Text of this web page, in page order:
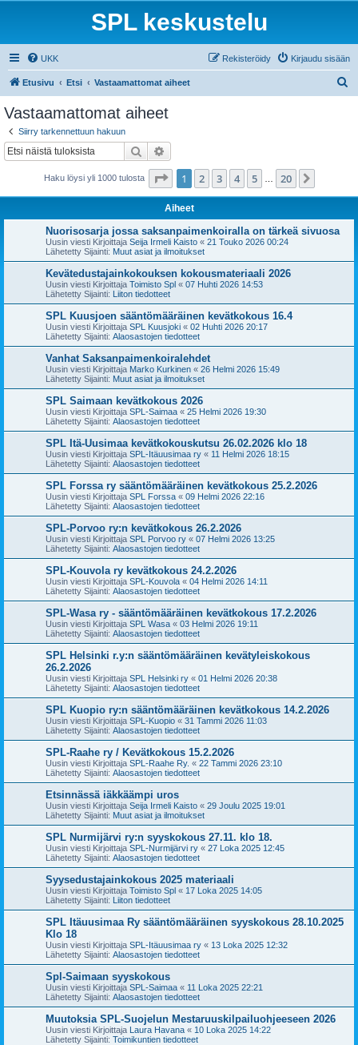
SPL keskustelu
UKK Kirjaudu sisään
Rekisteröidy
Etusivu Etsi Vastaamattomat aiheet
Vastaamattomat aiheet
Siirry tarkennettuun hakuun
Etsi
Haku löysi yli 1000 tulosta Sivu /20
1 2 3 4 5 20
Aiheet
Nuorisosarja jossa saksanpaimenkoiralla on tärkeä sivuosa
Uusin viesti Kirjoittaja Seija Irmeli Kaisto « 21 Touko 2026 00:24
Lähetetty Sijainti: Muut asiat ja ilmoitukset
Kevätedustajainkokouksen kokousmateriaali 2026
Uusin viesti Kirjoittaja Toimisto Spl « 07 Huhti 2026 14:53
Lähetetty Sijainti: Liiton tiedotteet
SPL Kuusjoen sääntömääräinen kevätkokous 16.4
Uusin viesti Kirjoittaja SPL Kuusjoki « 02 Huhti 2026 20:17
Lähetetty Sijainti: Alaosastojen tiedotteet
Vanhat Saksanpaimenkoiralehdet
Uusin viesti Kirjoittaja Marko Kurkinen « 26 Helmi 2026 15:49
Lähetetty Sijainti: Muut asiat ja ilmoitukset
SPL Saimaan kevätkokous 2026
Uusin viesti Kirjoittaja SPL-Saimaa « 25 Helmi 2026 19:30
Lähetetty Sijainti: Alaosastojen tiedotteet
SPL Itä-Uusimaa kevätkokouskutsu 26.02.2026 klo 18
Uusin viesti Kirjoittaja SPL-Itäuusimaa ry « 11 Helmi 2026 18:15
Lähetetty Sijainti: Alaosastojen tiedotteet
SPL Forssa ry sääntömääräinen kevätkokous 25.2.2026
Uusin viesti Kirjoittaja SPL Forssa « 09 Helmi 2026 22:16
Lähetetty Sijainti: Alaosastojen tiedotteet
SPL-Porvoo ry:n kevätkokous 26.2.2026
Uusin viesti Kirjoittaja SPL Porvoo ry « 07 Helmi 2026 13:25
Lähetetty Sijainti: Alaosastojen tiedotteet
SPL-Kouvola ry kevätkokous 24.2.2026
Uusin viesti Kirjoittaja SPL-Kouvola « 04 Helmi 2026 14:11
Lähetetty Sijainti: Alaosastojen tiedotteet
SPL-Wasa ry - sääntömääräinen kevätkokous 17.2.2026
Uusin viesti Kirjoittaja SPL Wasa « 03 Helmi 2026 19:11
Lähetetty Sijainti: Alaosastojen tiedotteet
SPL Helsinki r.y:n sääntömääräinen kevätyleiskokous
26.2.2026
Uusin viesti Kirjoittaja SPL Helsinki ry « 01 Helmi 2026 20:38
Lähetetty Sijainti: Alaosastojen tiedotteet
SPL Kuopio ry:n sääntömääräinen kevätkokous 14.2.2026
Uusin viesti Kirjoittaja SPL-Kuopio « 31 Tammi 2026 11:03
Lähetetty Sijainti: Alaosastojen tiedotteet
SPL-Raahe ry / Kevätkokous 15.2.2026
Uusin viesti Kirjoittaja SPL-Raahe Ry. « 22 Tammi 2026 23:10
Lähetetty Sijainti: Alaosastojen tiedotteet
Etsinnässä iäkkäämpi uros
Uusin viesti Kirjoittaja Seija Irmeli Kaisto « 29 Joulu 2025 19:01
Lähetetty Sijainti: Muut asiat ja ilmoitukset
SPL Nurmijärvi ry:n syyskokous 27.11. klo 18.
Uusin viesti Kirjoittaja SPL-Nurmijärvi ry « 27 Loka 2025 12:45
Lähetetty Sijainti: Alaosastojen tiedotteet
Syysedustajainkokous 2025 materiaali
Uusin viesti Kirjoittaja Toimisto Spl « 17 Loka 2025 14:05
Lähetetty Sijainti: Liiton tiedotteet
SPL Itäuusimaa Ry sääntömääräinen syyskokous 28.10.2025
Klo 18
Uusin viesti Kirjoittaja SPL-Itäuusimaa ry « 13 Loka 2025 12:32
Lähetetty Sijainti: Alaosastojen tiedotteet
Spl-Saimaan syyskokous
Uusin viesti Kirjoittaja SPL-Saimaa « 11 Loka 2025 22:21
Lähetetty Sijainti: Alaosastojen tiedotteet
Muutoksia SPL-Suojelun Mestaruuskilpailuohjeeseen 2026
Uusin viesti Kirjoittaja Laura Havana « 10 Loka 2025 14:22
Lähetetty Sijainti: Toimikuntien tiedotteet